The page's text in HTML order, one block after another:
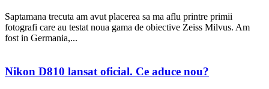
Saptamana trecuta am avut placerea sa ma aflu printre primii
fotografi care au testat noua gama de obiective Zeiss Milvus. Am
fost in Germania,...
Nikon D810 lansat oficial. Ce aduce nou?